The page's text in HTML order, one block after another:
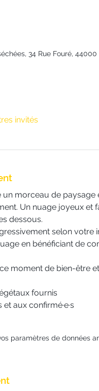
34 Rue Fouré,
invités
morceau de
Un nuage joyeux
dessous.
selon votre
en bénéficiant de
moment de bien-être
fournis
aux confirmé·e·s
paramètres de données